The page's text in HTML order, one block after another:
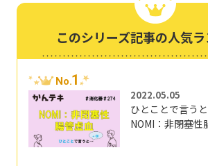
このシリーズ記事の人気
No.1
2022.05.05
ひとことで言う
NOMI：非閉塞性